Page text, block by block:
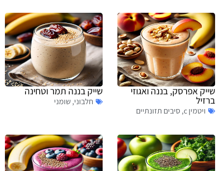
שייק אפרסק, בננה ואגוזי
ברזיל
ויטמין c ,סיבים תזונתיים
שייק בננה תמר וטחינה
חלבוני,שומני